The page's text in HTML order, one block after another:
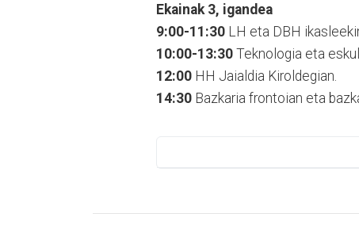
Ekainak 3, igandea
9:00-11:30 LH eta DBH
10:00-13:30 Teknologia eta
12:00 HH Jaialdia Kiroldegian.
14:30 Bazkaria frontoian eta